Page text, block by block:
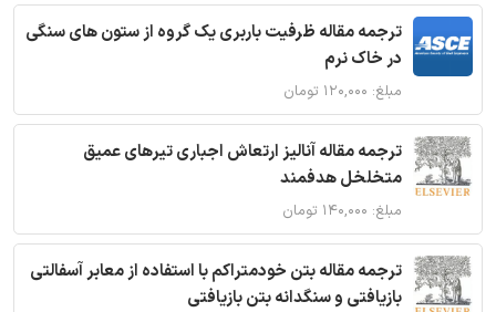
ترجمه مقاله ظرفیت باربری یک گروه از ستون های سنگی
در خاک نرم
مبلغ: ۱۲۰,۰۰۰ تومان
ترجمه مقاله آنالیز ارتعاش اجباری تیرهای عمیق
متخلخل هدفمند
مبلغ: ۱۴۰,۰۰۰ تومان
ترجمه مقاله بتن خودمتراکم با استفاده از معابر آسفالتی
بازیافتی و سنگدانه بتن بازیافتی